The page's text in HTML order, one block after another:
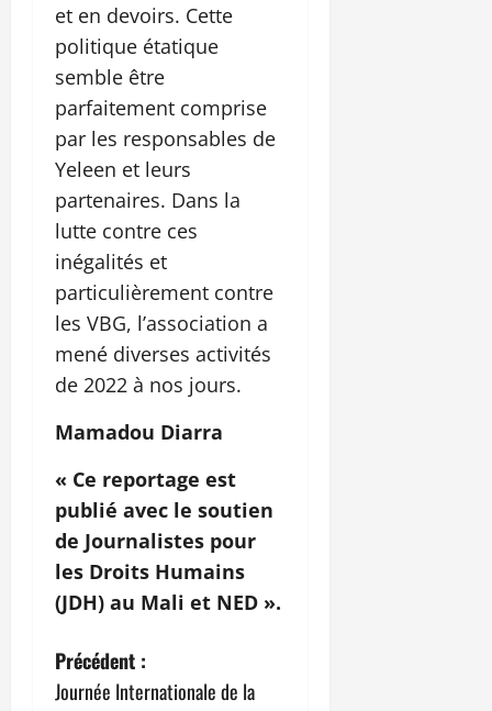
et en devoirs. Cette
politique étatique
semble être
parfaitement comprise
par les responsables de
Yeleen et leurs
partenaires. Dans la
lutte contre ces
inégalités et
particulièrement contre
les VBG, l’association a
mené diverses activités
de 2022 à nos jours.
Mamadou Diarra
« Ce reportage est
publié avec le soutien
de Journalistes pour
les Droits Humains
(JDH) au Mali et NED ».
N
Précédent :
Journée Internationale de la